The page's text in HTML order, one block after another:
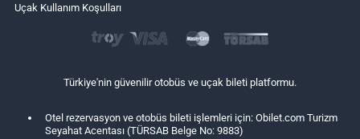
Uçak Kullanım Koşulları
Türkiye'nin güvenilir otobüs ve uçak bileti platformu.
Otel rezervasyon ve otobüs bileti işlemleri için: Obilet.com Turizm
Seyahat Acentası (TÜRSAB Belge No: 9883)